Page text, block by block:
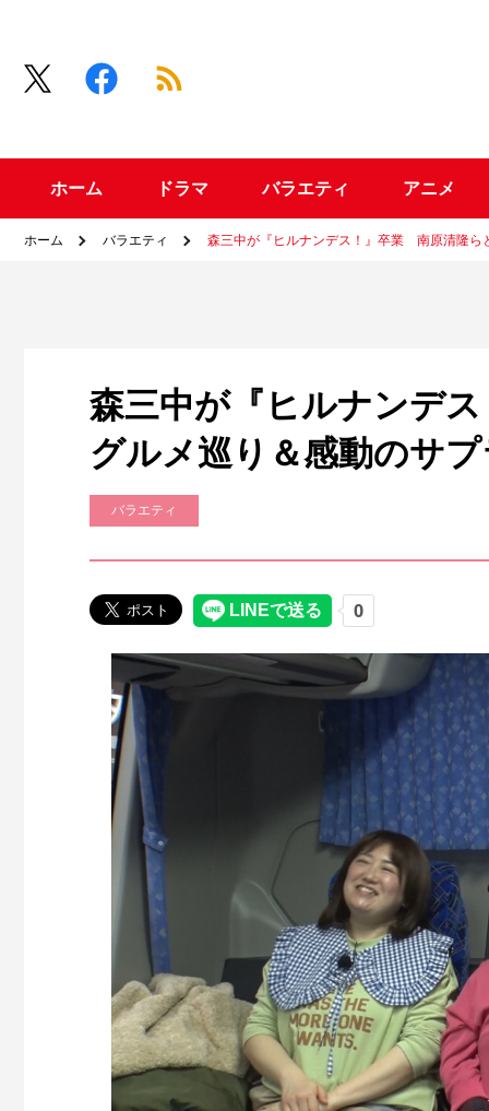
ホーム ドラマ バラエティ アニメ
ホーム バラエティ 森三中が『ヒルナンデス！』卒業 南原清隆ら
森三中が『ヒルナンデ
グルメ巡り＆感動のサ
バラエティ